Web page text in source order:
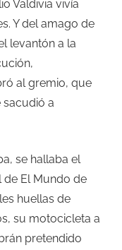
Valdivia vivía
Y del amago de
levantón a la
al gremio, que
a
se hallaba el
El Mundo de
huellas de
su motocicleta a
pretendido